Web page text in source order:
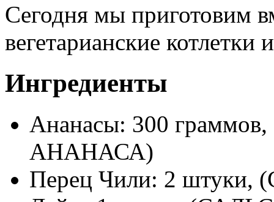
Сегодня мы приготовим
вегетарианские котлетки
Ингредиенты
Ананасы: 300
АНАНАСА)
Перец Чили: 2